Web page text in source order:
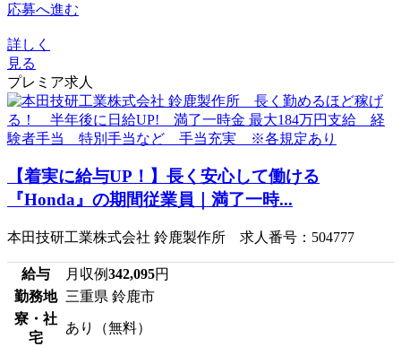
応募へ進む
詳しく
見る
プレミア求人
【着実に給与UP！】長く安心して働ける
『Honda』の期間従業員｜満了一時...
本田技研工業株式会社 鈴鹿製作所 求人番号：504777
給与 月収例342,095円
勤務地 三重県 鈴鹿市
寮・社
宅
あり（無料）